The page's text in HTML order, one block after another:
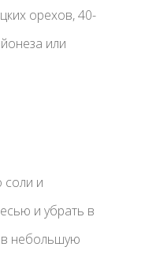
орехов, 40-
или
соли и
и убрать в
в небольшую